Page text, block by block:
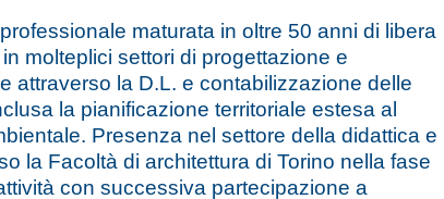
maturata in oltre 50 anni di libera
molteplici settori di progettazione e
attraverso la D.L. e contabilizzazione delle
la pianificazione territoriale estesa al
Presenza nel settore della didattica e
la Facoltà di architettura di Torino nella fase
con successiva partecipazione a